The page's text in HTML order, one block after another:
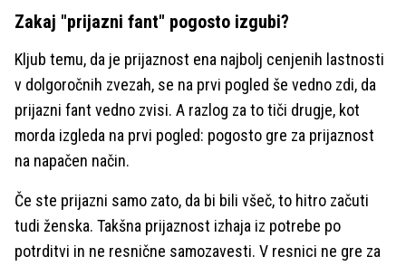
Zakaj "prijazni fant" pogosto izgubi?
Kljub temu, da je prijaznost ena najbolj cenjenih lastnosti
v dolgoročnih zvezah, se na prvi pogled še vedno zdi, da
prijazni fant vedno zvisi. A razlog za to tiči drugje, kot
morda izgleda na prvi pogled: pogosto gre za prijaznost
na napačen način.
Če ste prijazni samo zato, da bi bili všeč, to hitro začuti
tudi ženska. Takšna prijaznost izhaja iz potrebe po
potrditvi in ne resnične samozavesti. V resnici ne gre za